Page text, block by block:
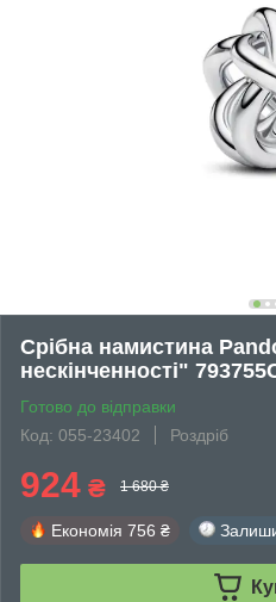
Срібна намистина
нескінченності"
Готово до відправки
Код: 055-23402
Роздріб
924 ₴ 1 680 ₴
Економія 756 ₴